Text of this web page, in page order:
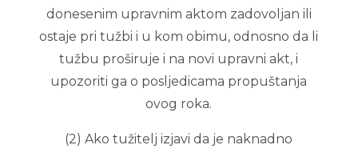
donesenim upravnim aktom zadovoljan ili
ostaje pri tužbi i u kom obimu, odnosno da li
tužbu proširuje i na novi upravni akt, i
upozoriti ga o posljedicama propuštanja
ovog roka.
(2) Ako tužitelj izjavi da je naknadno